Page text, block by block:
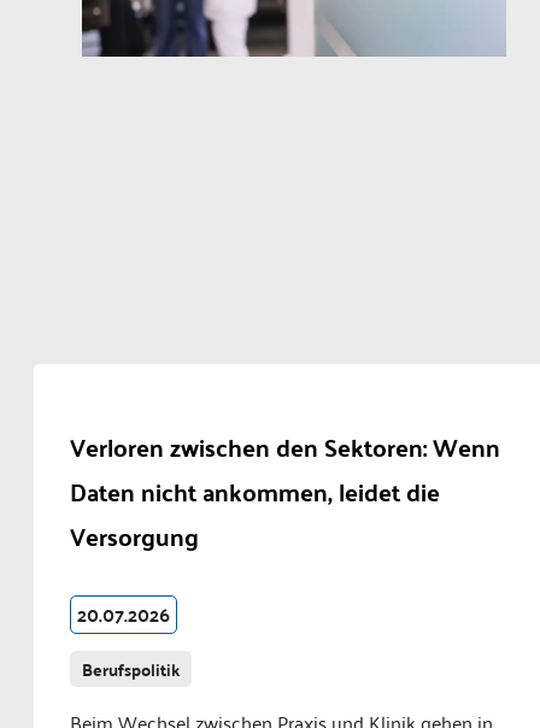
Verloren zwischen den Sektoren: Wenn
Daten nicht ankommen, leidet die
Versorgung
20.07.2026
Berufspolitik